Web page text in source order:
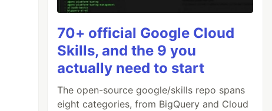
70+ official Google Cloud
Skills, and the 9 you
actually need to start
The open-source google/skills repo spans
eight categories, from BigQuery and Cloud